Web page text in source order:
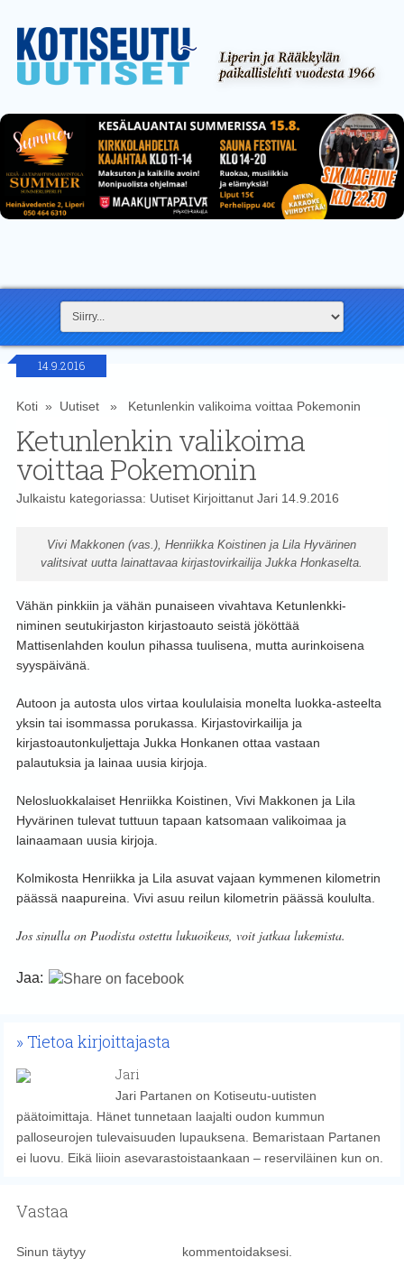
14.9.2016
Koti» Uutiset» Ketunlenkin valikoima voittaa Pokemonin
Ketunlenkin valikoima
voittaa Pokemonin
Julkaistu kategoriassa: UutisetKirjoittanut Jari14.9.2016
Vivi Makkonen (vas.), Henriikka Koistinen ja Lila Hyvärinen
valitsivat uutta lainattavaa kirjastovirkailija Jukka Honkaselta.
Vähän pinkkiin ja vähän punaiseen vivahtava Ketunlenkki-
niminen seutukirjaston kirjastoauto seistä jököttää
Mattisenlahden koulun pihassa tuulisena, mutta aurinkoisena
syyspäivänä.
Autoon ja autosta ulos virtaa koululaisia monelta luokka-asteelta
yksin tai isommassa porukassa. Kirjastovirkailija ja
kirjastoautonkuljettaja Jukka Honkanen ottaa vastaan
palautuksia ja lainaa uusia kirjoja.
Nelosluokkalaiset Henriikka Koistinen, Vivi Makkonen ja Lila
Hyvärinen tulevat tuttuun tapaan katsomaan valikoimaa ja
lainaamaan uusia kirjoja.
Kolmikosta Henriikka ja Lila asuvat vajaan kymmenen kilometrin
päässä naapureina. Vivi asuu reilun kilometrin päässä koululta.
Jos sinulla on Puodista ostettu lukuoikeus, voit jatkaa lukemista.
Jaa:
Tietoa kirjoittajasta
Jari
Jari Partanen on Kotiseutu-uutisten
päätoimittaja. Hänet tunnetaan laajalti oudon kummun
palloseurojen tulevaisuuden lupauksena. Bemaristaan Partanen
ei luovu. Eikä liioin asevarastoistaankaan – reserviläinen kun on.
Vastaa
Sinun täytyy kommentoidaksesi.